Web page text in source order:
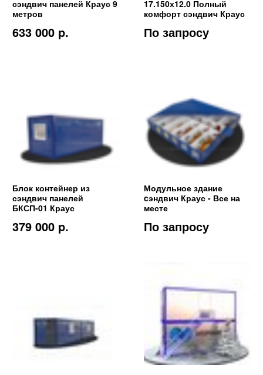
сэндвич панелей Краус 9
метров
633 000 p.
17.150х12.0 Полный
комфорт сэндвич Краус
По запросу
Блок контейнер из
сэндвич панелей
БКСП-01 Краус
379 000 p.
Модульное здание
cэндвич Краус - Все на
месте
По запросу